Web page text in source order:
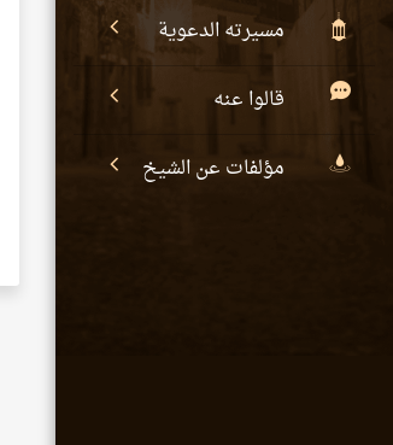
مسيرته الدعوية
قالوا عنه
مؤلفات عن الشيخ